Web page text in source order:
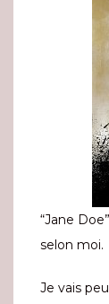
“Jane
selon moi.
Je vais